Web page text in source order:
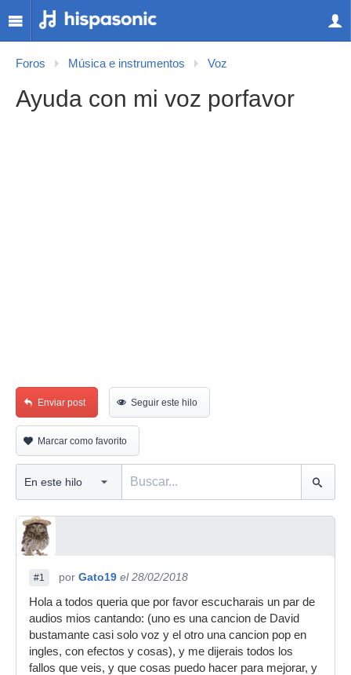
Foros Música e instrumentos Voz
Ayuda con mi voz porfavor
Enviar post Seguir este hilo
Marcar como favorito
#1 por Gato19 el 28/02/2018
Hola a todos queria que por favor escucharais un par de
audios mios cantando: (uno es una cancion de David
bustamante casi solo voz y el otro una cancion pop en
ingles, con efectos y cosas), y me dijerais todos los
fallos que veis, y que cosas puedo hacer para mejorar, y